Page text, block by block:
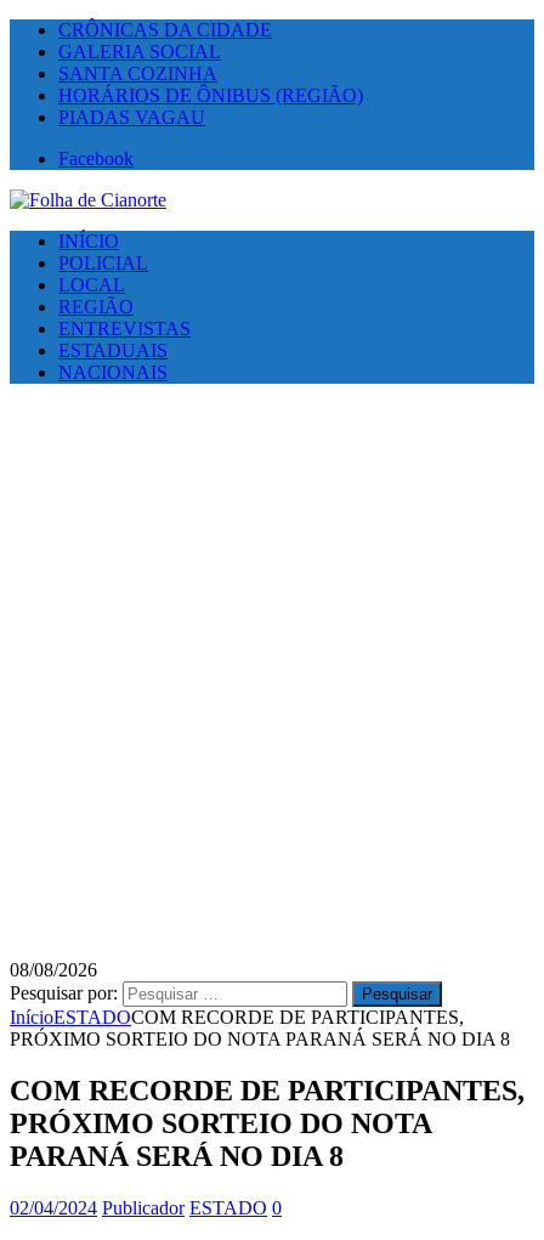
CRÔNICAS DA CIDADE
GALERIA SOCIAL
SANTA COZINHA
HORÁRIOS DE ÔNIBUS (REGIÃO)
PIADAS VAGAU
Facebook
INÍCIO
POLICIAL
LOCAL
REGIÃO
ENTREVISTAS
ESTADUAIS
NACIONAIS
08/08/2026
Pesquisar por:
InícioESTADOCOM RECORDE DE PARTICIPANTES,
PRÓXIMO SORTEIO DO NOTA PARANÁ SERÁ NO DIA 8
COM RECORDE DE PARTICIPANTES,
PRÓXIMO SORTEIO DO NOTA
PARANÁ SERÁ NO DIA 8
02/04/2024 Publicador ESTADO 0